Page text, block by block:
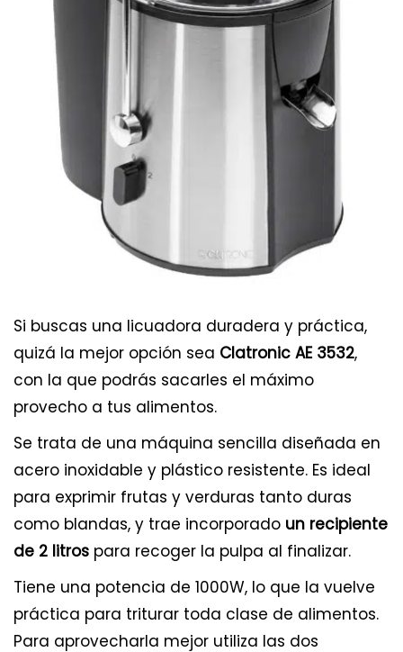
Si buscas una licuadora duradera y práctica,
quizá la mejor opción sea Clatronic AE 3532,
con la que podrás sacarles el máximo
provecho a tus alimentos.
Se trata de una máquina sencilla diseñada en
acero inoxidable y plástico resistente. Es ideal
para exprimir frutas y verduras tanto duras
como blandas, y trae incorporado un recipiente
de 2 litros para recoger la pulpa al finalizar.
Tiene una potencia de 1000W, lo que la vuelve
práctica para triturar toda clase de alimentos.
Para aprovecharla mejor utiliza las dos